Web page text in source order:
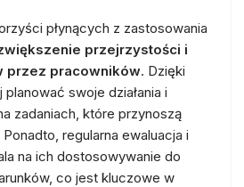
płynących z zastosowania
przejrzystości i
przez pracowników. Dzięki
swoje działania i
zadaniach, które przynoszą
regularna ewaluacja i
na ich dostosowywanie do
co jest kluczowe w